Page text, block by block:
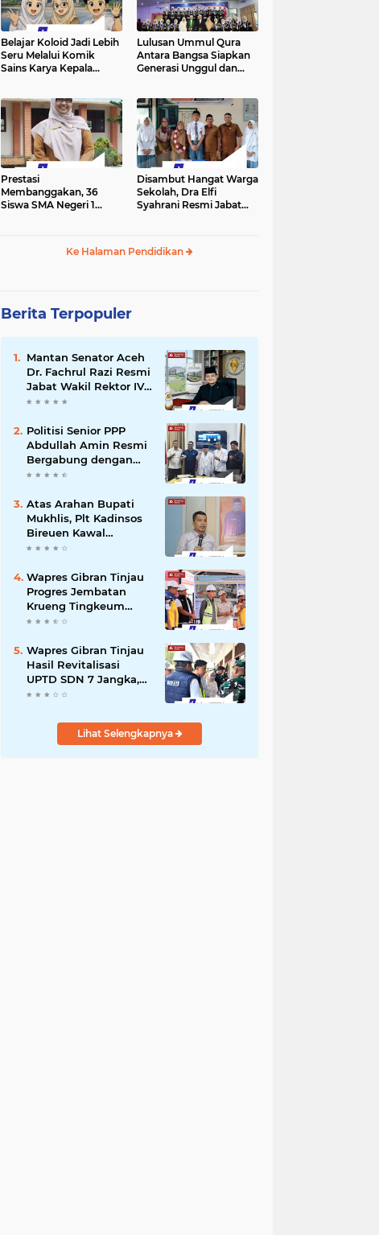
Belajar Koloid Jadi Lebih
Seru Melalui Komik
Sains Karya Kepala
Lulusan Ummul Qura
Antara Bangsa Siapkan
Generasi Unggul dan
Prestasi
Membanggakan, 36
Siswa SMA Negeri 1
Disambut Hangat Warga
Sekolah, Dra Elfi
Syahrani Resmi Jabat
Ke Halaman Pendidikan
Berita Terpopuler
Mantan Senator Aceh
Dr. Fachrul Razi Resmi
Jabat Wakil Rektor IV
Universitas Kartamulia
Politisi Senior PPP
Abdullah Amin Resmi
Bergabung dengan
PKS Bireuen
Atas Arahan Bupati
Mukhlis, Plt Kadinsos
Bireuen Kawal
Percepatan
Intens Berkoordinasi
dengan Kemensos
Wapres Gibran Tinjau
Progres Jembatan
Krueng Tingkeum
Kuta Blang
Wapres Gibran Tinjau
Hasil Revitalisasi
UPTD SDN 7 Jangka,
Pastikan Pemulihan
Pascabencana
Berjalan OptimalLihat Selengkapnya